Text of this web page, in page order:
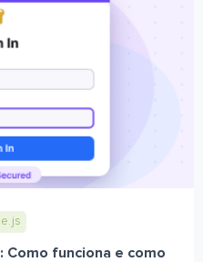
funciona e como